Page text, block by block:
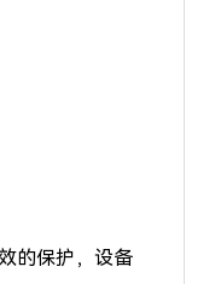
的保护，设备